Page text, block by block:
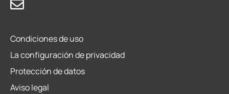
Condiciones de uso
La configuración de privacidad
Protección de datos
Aviso legal